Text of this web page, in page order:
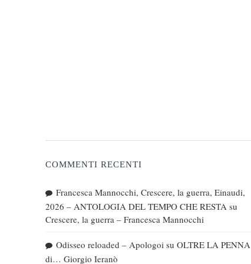
COMMENTI RECENTI
Francesca Mannocchi, Crescere, la guerra, Einaudi,
2026 – ANTOLOGIA DEL TEMPO CHE RESTA su
Crescere, la guerra – Francesca Mannocchi
Odisseo reloaded – Apologoi su OLTRE LA PENNA
di… Giorgio Ieranò